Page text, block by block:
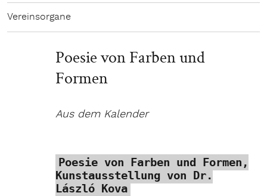
Vereinsorgane
Poesie von Farben und
Formen
Aus dem Kalender
Poesie von Farben und Formen,
Kunstausstellung von Dr.
László Kova